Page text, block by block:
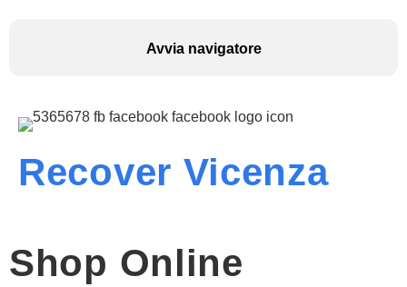
Avvia navigatore
Recover Vicenza
Shop Online